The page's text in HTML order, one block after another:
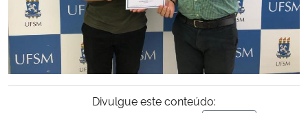
Ministério do Desenvolvimento Regional
Controladoria-Geral da União
Divulgue este conteúdo: